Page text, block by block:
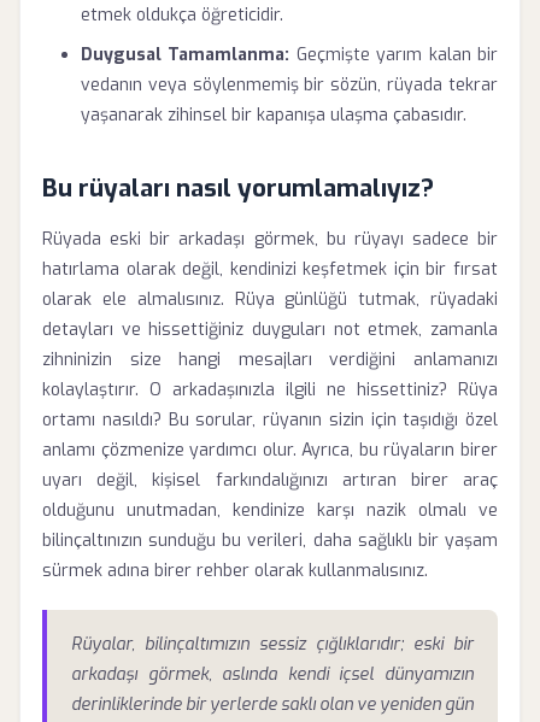
etmek oldukça öğreticidir.
Duygusal Tamamlanma: Geçmişte yarım kalan bir
vedanın veya söylenmemiş bir sözün, rüyada tekrar
yaşanarak zihinsel bir kapanışa ulaşma çabasıdır.
Bu rüyaları nasıl yorumlamalıyız?
Rüyada eski bir arkadaşı görmek, bu rüyayı sadece bir
hatırlama olarak değil, kendinizi keşfetmek için bir fırsat
olarak ele almalısınız. Rüya günlüğü tutmak, rüyadaki
detayları ve hissettiğiniz duyguları not etmek, zamanla
zihninizin size hangi mesajları verdiğini anlamanızı
kolaylaştırır. O arkadaşınızla ilgili ne hissettiniz? Rüya
ortamı nasıldı? Bu sorular, rüyanın sizin için taşıdığı özel
anlamı çözmenize yardımcı olur. Ayrıca, bu rüyaların birer
uyarı değil, kişisel farkındalığınızı artıran birer araç
olduğunu unutmadan, kendinize karşı nazik olmalı ve
bilinçaltınızın sunduğu bu verileri, daha sağlıklı bir yaşam
sürmek adına birer rehber olarak kullanmalısınız.
Rüyalar, bilinçaltımızın sessiz çığlıklarıdır; eski bir
arkadaşı görmek, aslında kendi içsel dünyamızın
derinliklerinde bir yerlerde saklı olan ve yeniden gün